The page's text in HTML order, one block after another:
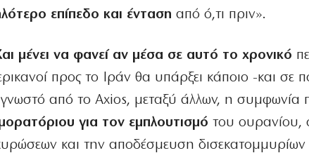
επίπεδο και ένταση από ό,τι πριν».
μένει να φανεί αν μέσα σε αυτό το χρονικό
προς το Ιράν θα υπάρξει κάποιο -και σε
από το Axios, μεταξύ άλλων, η συμφωνία
για τον εμπλουτισμό του ουρανίου,
και την αποδέσμευση δισεκατομμυρίων